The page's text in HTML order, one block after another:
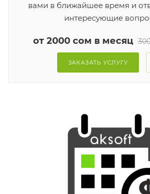
вами в ближайшее время и
интересующие
от 2000 сом в месяц
ЗАКАЗАТЬ УСЛУГУ